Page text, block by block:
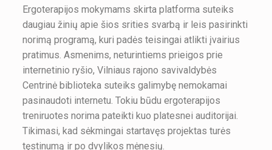
Ergoterapijos mokymams skirta platforma suteiks
daugiau žinių apie šios srities svarbą ir leis pasirinkti
norimą programą, kuri padės teisingai atlikti įvairius
pratimus. Asmenims, neturintiems prieigos prie
internetinio ryšio, Vilniaus rajono savivaldybės
Centrinė biblioteka suteiks galimybę nemokamai
pasinaudoti internetu. Tokiu būdu ergoterapijos
treniruotes norima pateikti kuo platesnei auditorijai.
Tikimasi, kad sėkmingai startavęs projektas turės
tęstinumą ir po dvylikos mėnesių.